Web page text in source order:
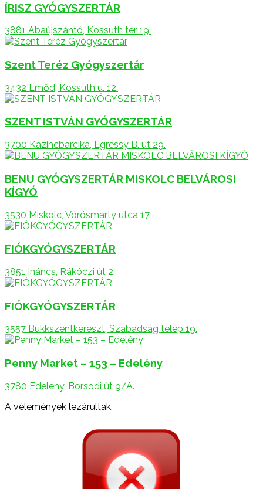
ÍRISZ GYÓGYSZERTÁR
3881 Abaújszántó, Kossuth tér 19.
Szent Teréz Gyógyszertár
3432 Emőd, Kossuth u. 12.
SZENT ISTVÁN GYÓGYSZERTÁR
3700 Kazincbarcika, Egressy B. út 29.
BENU GYÓGYSZERTÁR MISKOLC BELVÁROSI
KÍGYÓ
3530 Miskolc, Vörösmarty utca 17.
FIÓKGYÓGYSZERTÁR
3851 Ináncs, Rákóczi út 2.
FIÓKGYÓGYSZERTÁR
3557 Bükkszentkereszt, Szabadság telep 19.
Penny Market – 153 – Edelény
3780 Edelény, Borsodi út 9/A.
A vélemények lezárultak.